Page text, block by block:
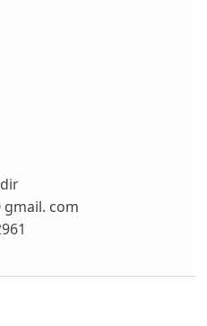
gmail. com